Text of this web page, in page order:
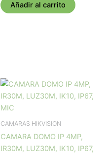
Añadir al carrito
CAMARAS HIKVISION
CAMARA DOMO IP 4MP,
IR30M, LUZ30M, IK10, IP67,